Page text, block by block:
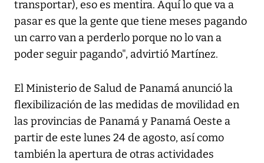
transportar), eso es mentira. Aquí lo que va a
pasar es que la gente que tiene meses pagando
un carro van a perderlo porque no lo van a
poder seguir pagando", advirtió Martínez.
El Ministerio de Salud de Panamá anunció la
flexibilización de las medidas de movilidad en
las provincias de Panamá y Panamá Oeste a
partir de este lunes 24 de agosto, así como
también la apertura de otras actividades